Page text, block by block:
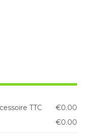
TTC €0.00
€0.00